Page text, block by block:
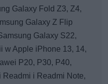
Galaxy Fold Z3, Z4,
Galaxy Z Flip
Galaxy S22,
w Apple iPhone 13, 14,
P20, P30, P40,
i Readmi Note,